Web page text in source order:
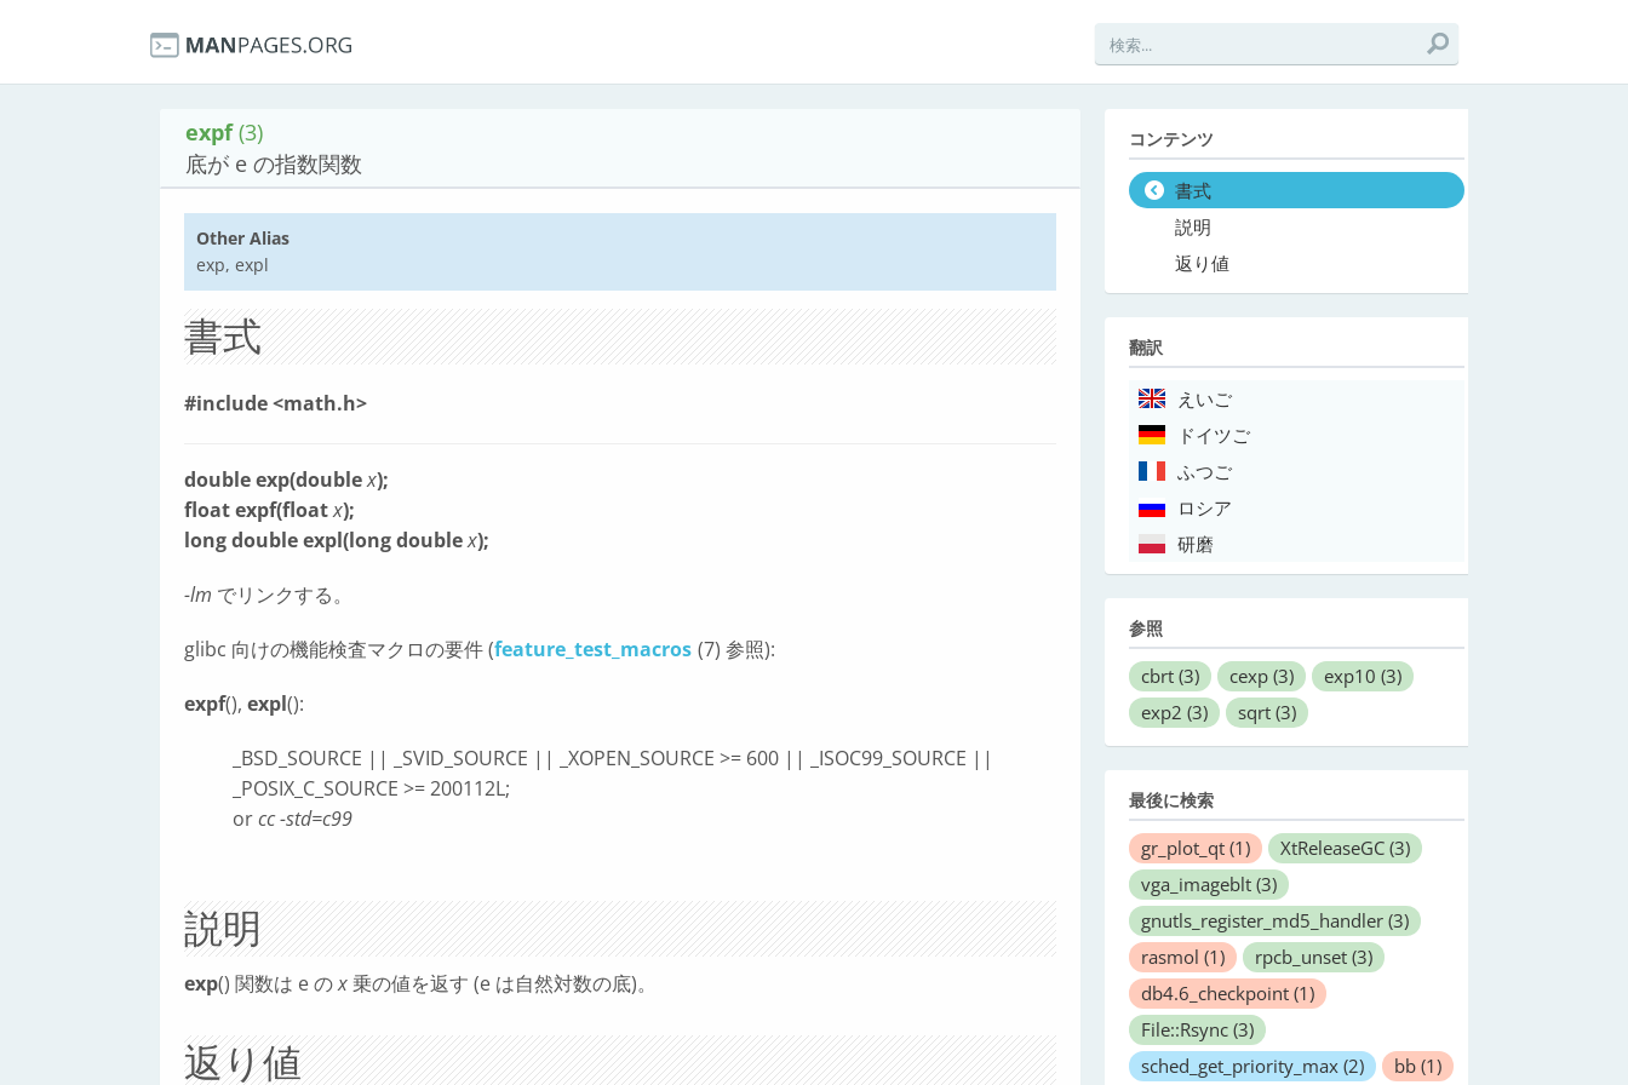
expf (3)
底が e の指数関数
Other Alias
exp, expl
書式
#include <math.h>
double exp(doublex);
float expf(floatx);
long double expl(long doublex);
-lm でリンクする。
glibc 向けの機能検査マクロの要件 (feature_test_macros (7) 参照):
expf(), expl():
_BSD_SOURCE || _SVID_SOURCE || _XOPEN_SOURCE >= 600 || _ISOC99_SOURCE ||
_POSIX_C_SOURCE >= 200112L;
orcc -std=c99
説明
exp() 関数は e のx 乗の値を返す (e は自然対数の底)。
返り値
コンテンツ
書式
説明
返り値
翻訳
えいご
ドイツご
ふつご
ロシア
研磨
参照
cbrt (3) cexp (3) exp10 (3)
exp2 (3) sqrt (3)
最後に検索
gr_plot_qt (1) XtReleaseGC (3)
vga_imageblt (3)
gnutls_register_md5_handler (3)
rasmol (1) rpcb_unset (3)
db4.6_checkpoint (1)
File::Rsync (3)
sched_get_priority_max (2) bb (1)